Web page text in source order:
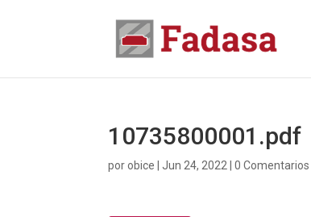
10735800001.pdf
porobice |Jun 24, 2022 |0 Comentarios